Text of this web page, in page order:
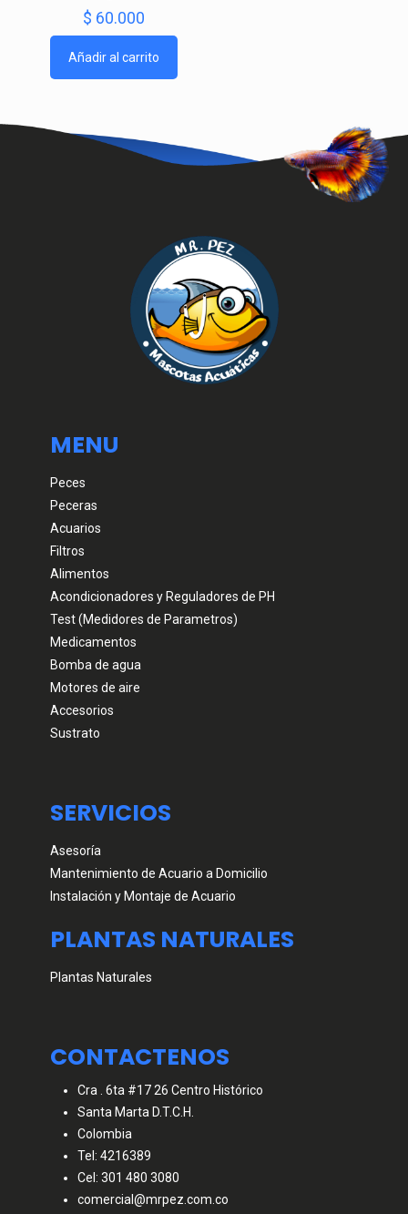
$ 60.000
Añadir al carrito
MENU
Peces
Peceras
Acuarios
Filtros
Alimentos
Acondicionadores y Reguladores de PH
Test (Medidores de Parametros)
Medicamentos
Bomba de agua
Motores de aire
Accesorios
Sustrato
SERVICIOS
Asesoría
Mantenimiento de Acuario a Domicilio
Instalación y Montaje de Acuario
PLANTAS NATURALES
Plantas Naturales
CONTACTENOS
Cra . 6ta #17 26 Centro Histórico
Santa Marta D.T.C.H.
Colombia
Tel: 4216389
Cel: 301 480 3080
comercial@mrpez.com.co